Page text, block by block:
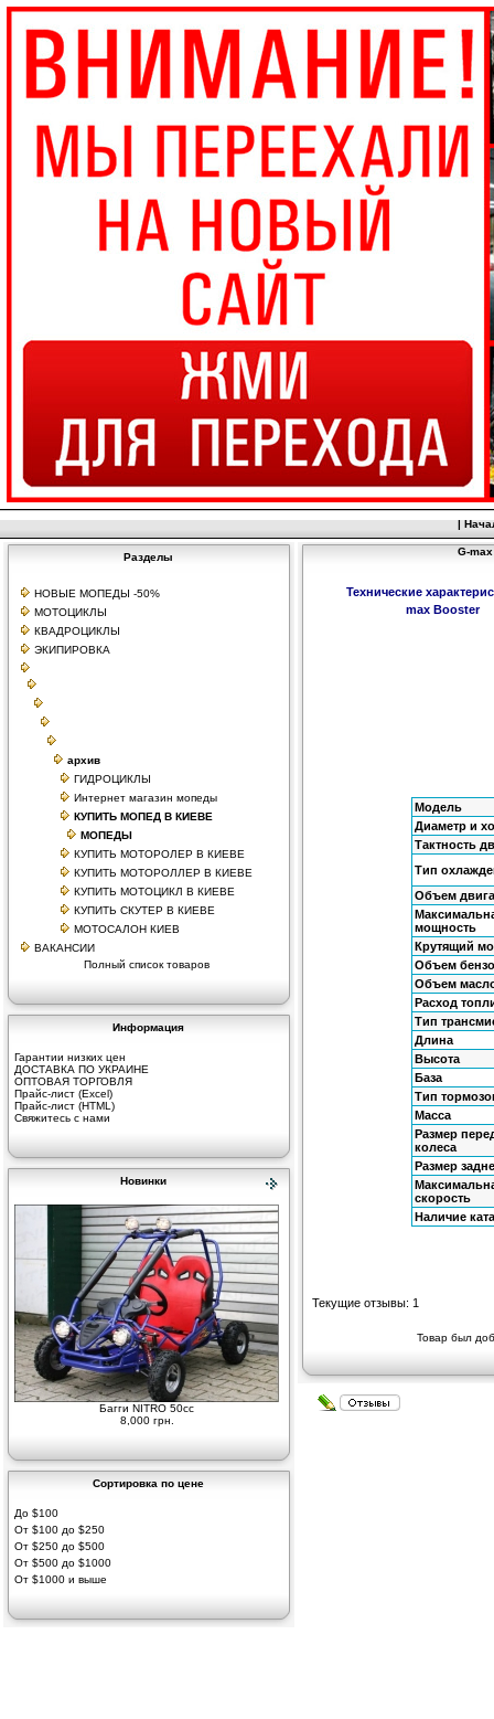
|
Разделы
НОВЫЕ МОПЕДЫ -50%
МОТОЦИКЛЫ
КВАДРОЦИКЛЫ
ЭКИПИРОВКА
архив
ГИДРОЦИКЛЫ
Интернет магазин мопеды
КУПИТЬ МОПЕД В КИЕВЕ
МОПЕДЫ
КУПИТЬ МОТОРОЛЕР В КИЕВЕ
КУПИТЬ МОТОРОЛЛЕР В КИЕВЕ
КУПИТЬ МОТОЦИКЛ В КИЕВЕ
КУПИТЬ СКУТЕР В КИЕВЕ
МОТОСАЛОН КИЕВ
ВАКАНСИИ
Полный список товаров
Информация
Гарантии низких цен
ДОСТАВКА ПО УКРАИНЕ
ОПТОВАЯ ТОРГОВЛЯ
Прайс-лист (Excel)
Прайс-лист (HTML)
Свяжитесь с нами
Новинки
Багги NITRO 50cc
8,000 грн.
Сортировка по цене
До $100
От $100 до $250
От $250 до $500
От $500 до $1000
От $1000 и выше
G-
Технические
max Booster
Модель
Диаметр и
Тактность
Тип
Объем
мощность
Крутящий
Объем
Объем
Расход
Тип
Длина
Высота
База
Тип
Масса
Размер
колеса
Размер
скорость
Наличие
Текущие отзывы: 1
Товар был